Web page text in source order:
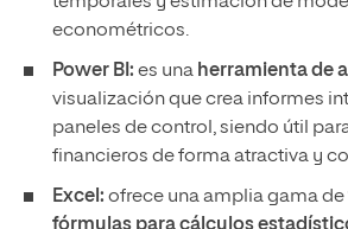
econométricos.
Power BI: es una herramienta de
visualización que crea informes
paneles de control, siendo útil
financieros de forma atractiva y
Excel: ofrece una amplia gama de